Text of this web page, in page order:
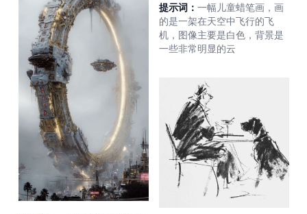
提示词： 一幅儿童蜡笔画，画
的是一架在天空中飞行的飞
机，图像主要是白色，背景是
一些非常明显的云